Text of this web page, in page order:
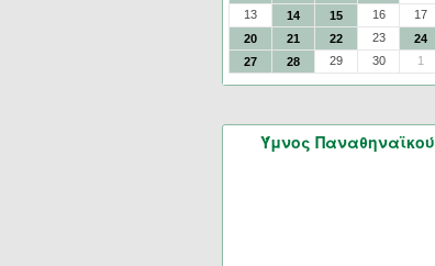
13
14 15 16 17
20
21 22 23 24
27
28 29 30 1
Ύμνος Παναθηναϊκού